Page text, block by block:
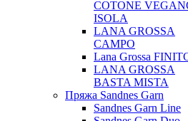
COTONE
ISOLA
LANA GROSSA
CAMPO
Lana Grossa
LANA GROSSA
BASTA MISTA
Пряжа Sandnes Garn
Sandnes Garn Line